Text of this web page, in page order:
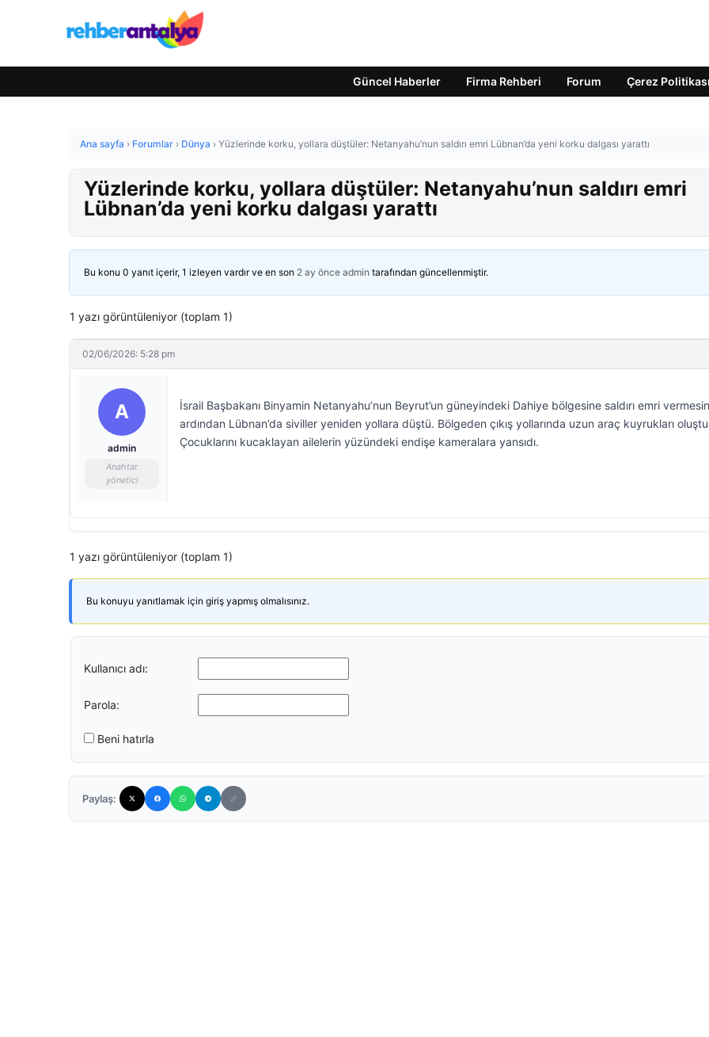
Güncel Haberler Firma Rehberi Forum Çerez Politikası
Ana sayfa › Forumlar › Dünya › Yüzlerinde korku, yollara düştüler: Netanyahu’nun saldırı emri Lübnan’da yeni korku dalgası yarattı
Yüzlerinde korku, yollara düştüler: Netanyahu’nun saldırı emri
Lübnan’da yeni korku dalgası yarattı
Bu konu 0 yanıt içerir, 1 izleyen vardır ve en son 2 ay önce admin tarafından güncellenmiştir.
1 yazı görüntüleniyor (toplam 1)
02/06/2026: 5:28 pm
A
admin
Anahtar
yönetici
İsrail Başbakanı Binyamin Netanyahu’nun Beyrut’un güneyindeki Dahiye bölgesine saldırı emri
ardından Lübnan’da siviller yeniden yollara düştü. Bölgeden çıkış yollarında uzun araç kuyrukları
Çocuklarını kucaklayan ailelerin yüzündeki endişe kameralara yansıdı.
1 yazı görüntüleniyor (toplam 1)
Bu konuyu yanıtlamak için giriş yapmış olmalısınız.
Kullanıcı adı:
Parola:
Beni hatırla
Paylaş: